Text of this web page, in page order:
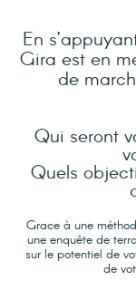
En
Gira est en
de
Qui seront
Quels
Grace à une
une enquête de
sur le potentiel de
de